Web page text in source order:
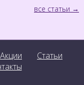
все статьи
Акции
Статьи